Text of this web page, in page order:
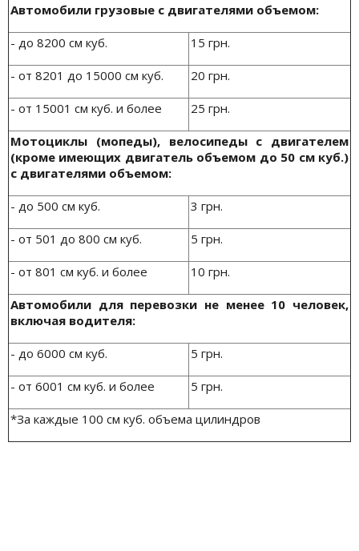
Автомобили грузовые с двигателями объемом:
- до 8200 см куб. 15 грн.
- от 8201 до 15000 см куб. 20 грн.
- от 15001 см куб. и более 25 грн.
Мотоциклы (мопеды), велосипеды с двигателем
(кроме имеющих двигатель объемом до 50 см куб.)
с двигателями объемом:
- до 500 см куб. 3 грн.
- от 501 до 800 см куб. 5 грн.
- от 801 см куб. и более 10 грн.
Автомобили для перевозки не менее 10 человек,
включая водителя:
- до 6000 см куб. 5 грн.
- от 6001 см куб. и более 5 грн.
*За каждые 100 см куб. объема цилиндров